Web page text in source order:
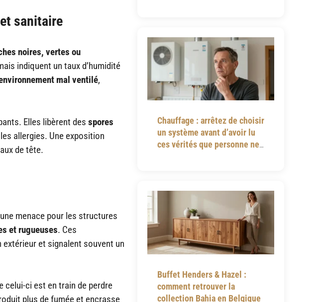
sanitaire
noires, vertes ou
indiquent un taux d’humidité
mal ventilé,
Elles libèrent des spores
allergies. Une exposition
de tête.
menace pour les structures
et rugueuses. Ces
et signalent souvent un
celui-ci est en train de perdre
plus de fumée et encrasse
Chauffage : arrêtez de choisir
un système avant d’avoir lu
ces vérités que personne ne
Buffet Henders & Hazel :
comment retrouver la
collection Bahia en Belgique